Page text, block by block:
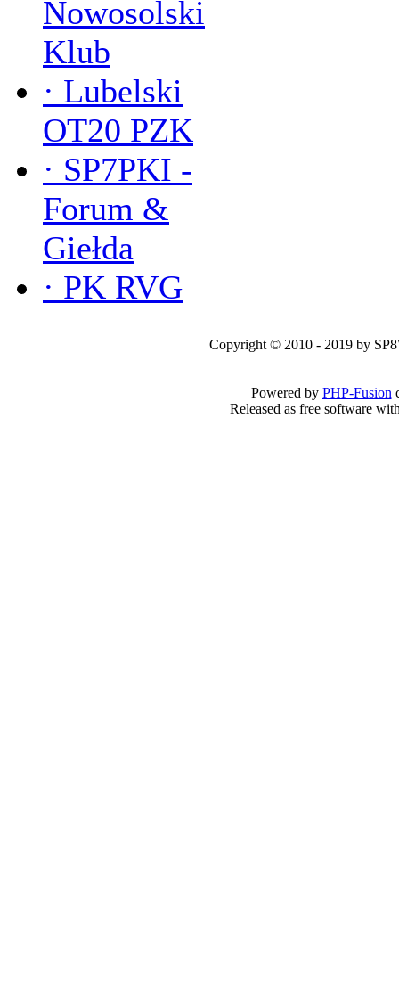
Nowosolski
Klub
· Lubelski
OT20 PZK
· SP7PKI -
Forum &
Giełda
· PK RVG
Copyright © 2010 - 2019 by
Powered by PHP-Fusion
Released as free software